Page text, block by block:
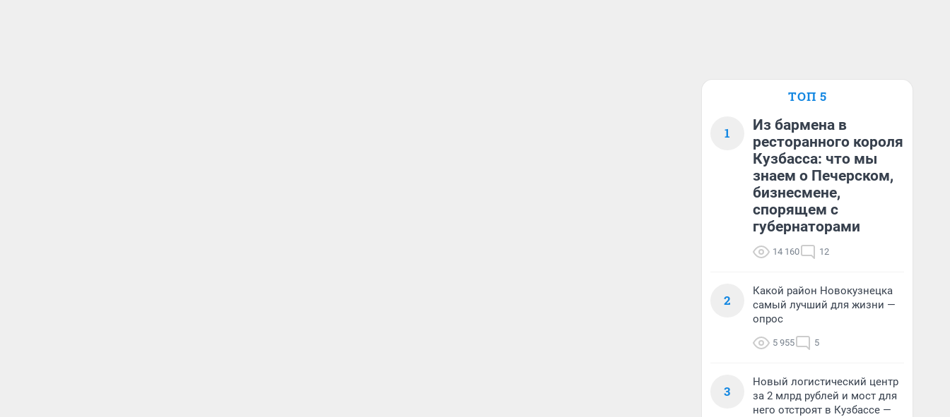
ТОП 5
1
Из бармена в
ресторанного короля
Кузбасса: что мы
знаем о Печерском,
бизнесмене,
спорящем с
губернаторами
14 160 12
2
Какой район Новокузнецка
самый лучший для жизни —
опрос
5 955 5
3
Новый логистический центр
за 2 млрд рублей и мост для
него отстроят в Кузбассе —